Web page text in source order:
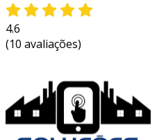
4.6
(10 avaliações)